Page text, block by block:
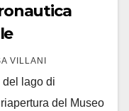
VILLANI
del lago di
del Museo